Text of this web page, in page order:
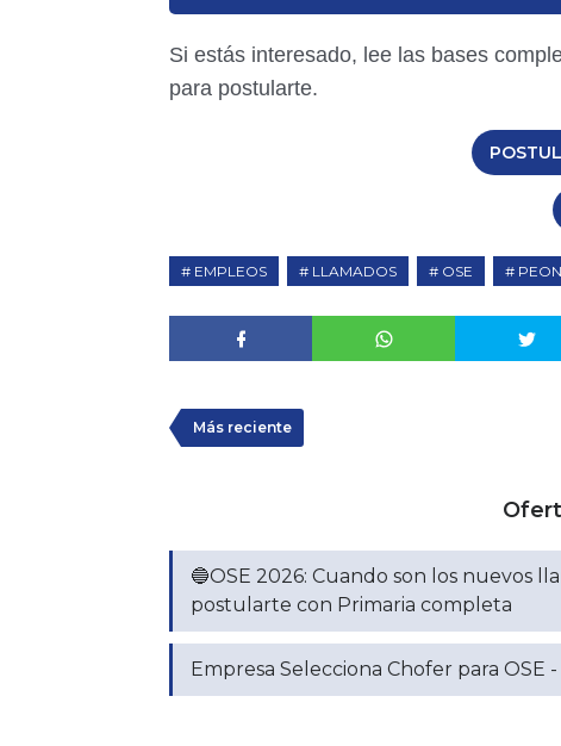
Si estás interesado, lee las bases
para postularte.
EMPLEOS LLAMADOS OSE PEON
Más reciente
🔵OSE 2026: Cuando son los nuevos
postularte con Primaria completa
Empresa Selecciona Chofer para OSE